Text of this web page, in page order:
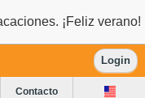
¡Feliz verano!
Login
Contacto